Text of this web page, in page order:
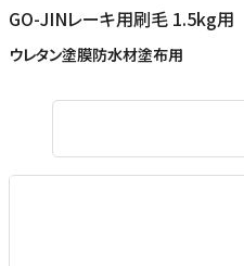
GO-JINレーキ用刷毛 1.5kg用
ウレタン塗膜防水材塗布用